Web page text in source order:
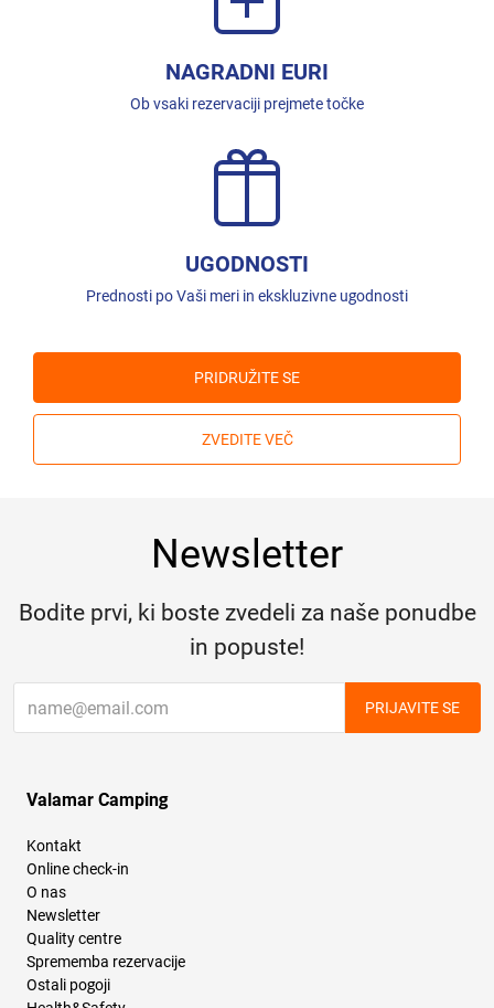
NAGRADNI EURI
Ob vsaki rezervaciji prejmete točke
UGODNOSTI
Prednosti po Vaši meri in ekskluzivne ugodnosti
PRIDRUŽITE SE
ZVEDITE VEČ
Newsletter
Bodite prvi, ki boste zvedeli za naše ponudbe
in popuste!
PRIJAVITE SE
Valamar Camping
Kontakt
Online check-in
O nas
Newsletter
Quality centre
Sprememba rezervacije
Ostali pogoji